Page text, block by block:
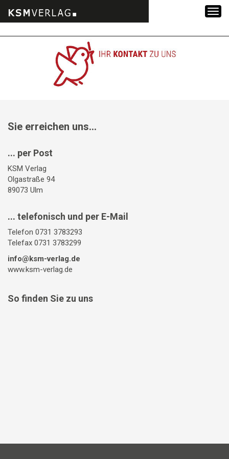
Sie erreichen uns...
... per Post
KSM Verlag
Olgastraße 94
89073 Ulm
... telefonisch und per E-Mail
Telefon 0731 3783293
Telefax 0731 3783299
info@ksm-verlag.de
www.ksm-verlag.de
So finden Sie zu uns